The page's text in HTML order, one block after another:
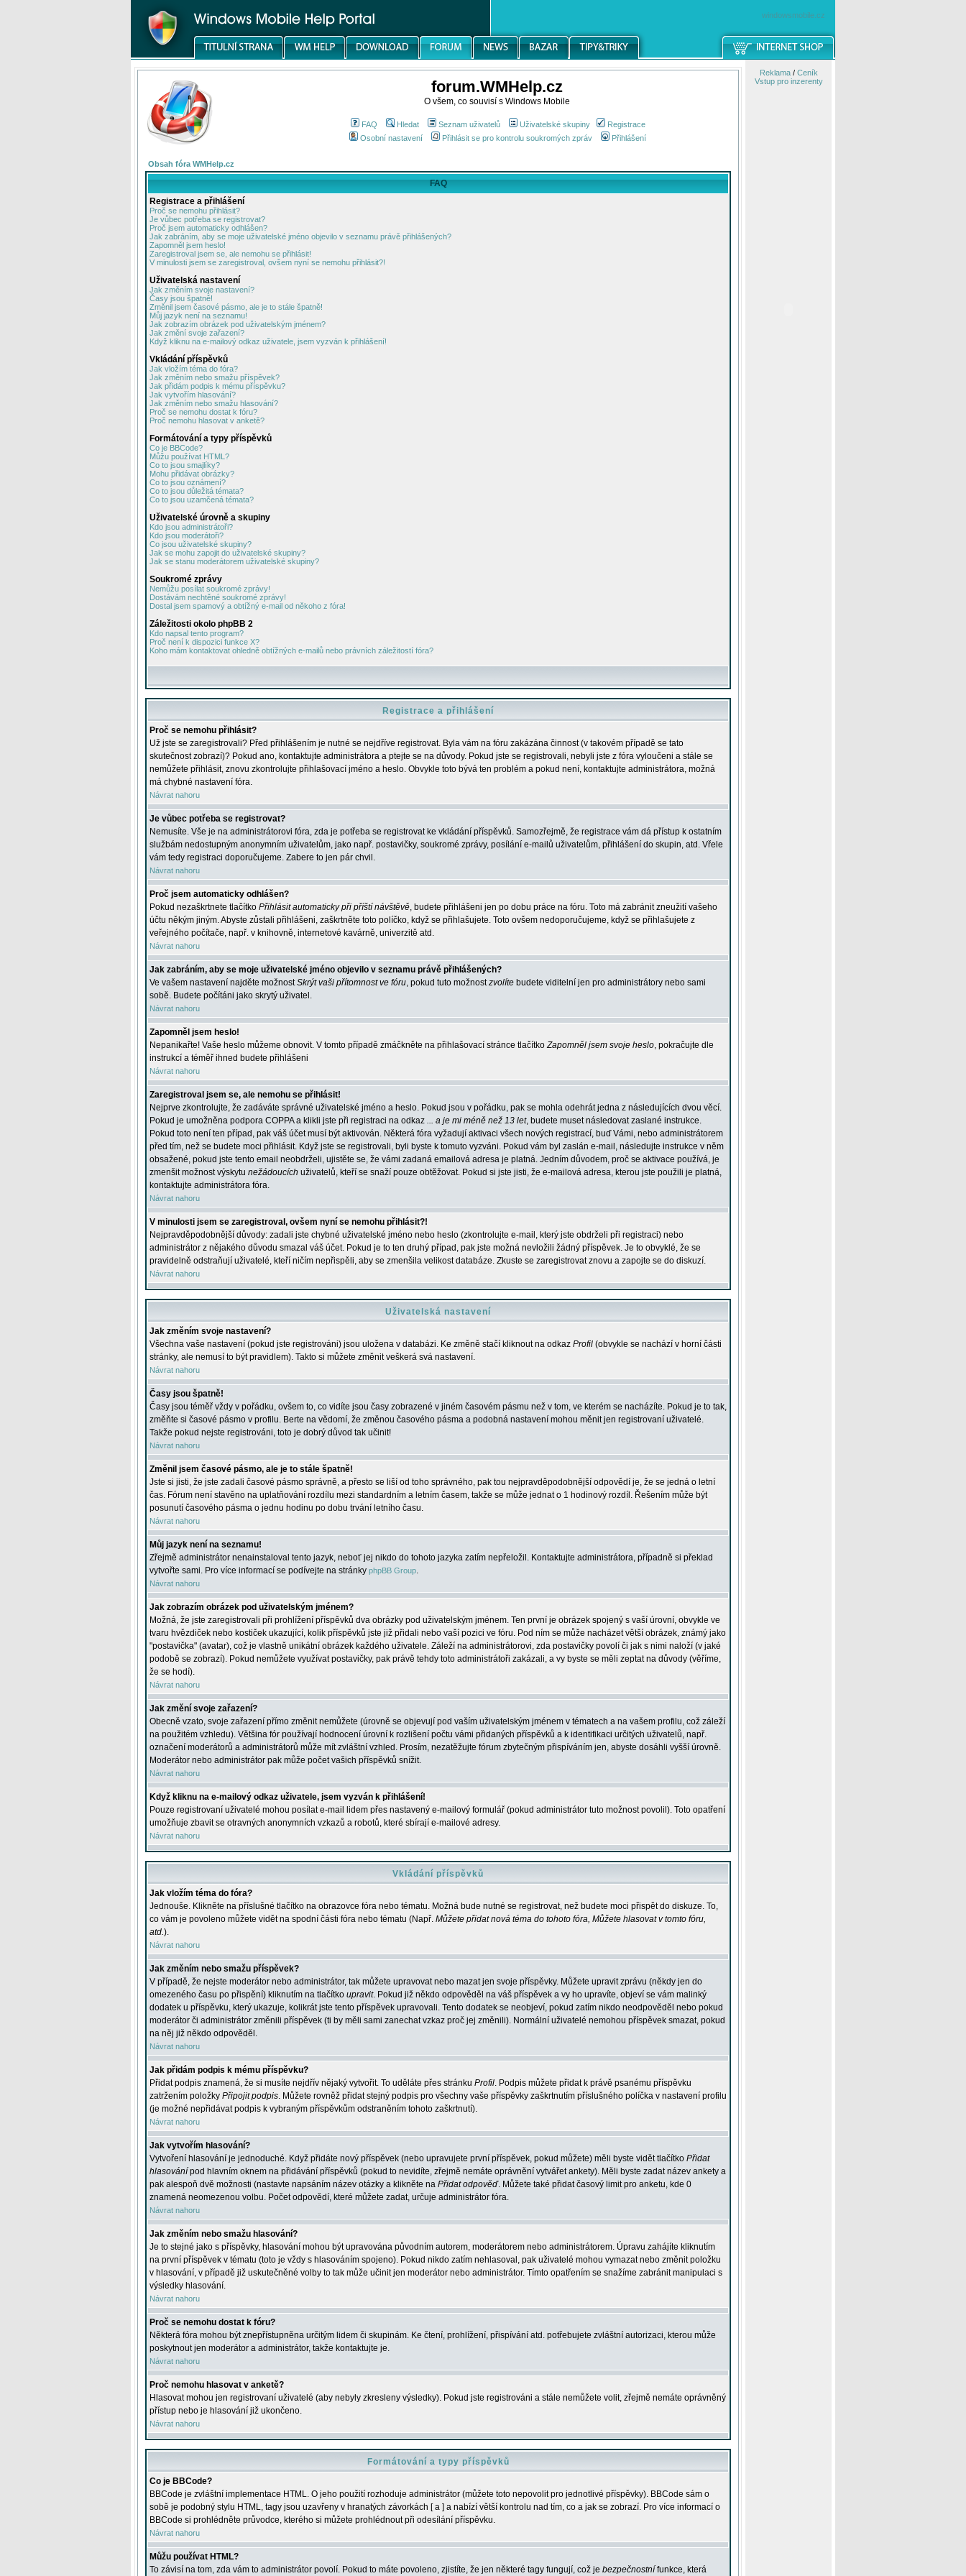
windowsmobile.cz
forum.WMHelp.cz
O všem, co souvisí s Windows Mobile
FAQ Hledat Seznam uživatelů Uživatelské skupiny
Registrace
Osobní nastavení
Přihlásit se pro kontrolu soukromých zpráv Přihlášení
Obsah fóra WMHelp.cz
FAQ
Registrace a přihlášení
Proč se nemohu přihlásit?
Je vůbec potřeba se registrovat?
Proč jsem automaticky odhlášen?
Jak zabráním, aby se moje uživatelské jméno objevilo v seznamu právě přihlášených?
Zapomněl jsem heslo!
Zaregistroval jsem se, ale nemohu se přihlásit!
V minulosti jsem se zaregistroval, ovšem nyní se nemohu přihlásit?!
Uživatelská nastavení
Jak změním svoje nastavení?
Časy jsou špatně!
Změnil jsem časové pásmo, ale je to stále špatně!
Můj jazyk není na seznamu!
Jak zobrazím obrázek pod uživatelským jménem?
Jak změní svoje zařazení?
Když kliknu na e-mailový odkaz uživatele, jsem vyzván k přihlášení!
Vkládání příspěvků
Jak vložím téma do fóra?
Jak změním nebo smažu příspěvek?
Jak přidám podpis k mému příspěvku?
Jak vytvořím hlasování?
Jak změním nebo smažu hlasování?
Proč se nemohu dostat k fóru?
Proč nemohu hlasovat v anketě?
Formátování a typy příspěvků
Co je BBCode?
Můžu používat HTML?
Co to jsou smajlíky?
Mohu přidávat obrázky?
Co to jsou oznámení?
Co to jsou důležitá témata?
Co to jsou uzamčená témata?
Uživatelské úrovně a skupiny
Kdo jsou administrátoři?
Kdo jsou moderátoři?
Co jsou uživatelské skupiny?
Jak se mohu zapojit do uživatelské skupiny?
Jak se stanu moderátorem uživatelské skupiny?
Soukromé zprávy
Nemůžu posílat soukromé zprávy!
Dostávám nechtěné soukromé zprávy!
Dostal jsem spamový a obtížný e-mail od někoho z fóra!
Záležitosti okolo phpBB 2
Kdo napsal tento program?
Proč není k dispozici funkce X?
Koho mám kontaktovat ohledně obtížných e-mailů nebo právních záležitostí fóra?
Registrace a přihlášení
Proč se nemohu přihlásit?
Už jste se zaregistrovali? Před přihlášením je nutné se nejdříve registrovat. Byla vám na fóru zakázána činnost (v takovém případě se tato
skutečnost zobrazí)? Pokud ano, kontaktujte administrátora a ptejte se na důvody. Pokud jste se registrovali, nebyli jste z fóra vyloučeni a stále se
nemůžete přihlásit, znovu zkontrolujte přihlašovací jméno a heslo. Obvykle toto bývá ten problém a pokud není, kontaktujte administrátora, možná
má chybné nastavení fóra.
Návrat nahoru
Je vůbec potřeba se registrovat?
Nemusíte. Vše je na administrátorovi fóra, zda je potřeba se registrovat ke vkládání příspěvků. Samozřejmě, že registrace vám dá přístup k ostatním
službám nedostupným anonymním uživatelům, jako např. postavičky, soukromé zprávy, posílání e-mailů uživatelům, přihlášení do skupin, atd. Vřele
vám tedy registraci doporučujeme. Zabere to jen pár chvil.
Návrat nahoru
Proč jsem automaticky odhlášen?
Pokud nezaškrtnete tlačítko Přihlásit automaticky při příští návštěvě, budete přihlášeni jen po dobu práce na fóru. Toto má zabránit zneužití vašeho
účtu někým jiným. Abyste zůstali přihlášeni, zaškrtněte toto políčko, když se přihlašujete. Toto ovšem nedoporučujeme, když se přihlašujete z
veřejného počítače, např. v knihovně, internetové kavárně, univerzitě atd.
Návrat nahoru
Jak zabráním, aby se moje uživatelské jméno objevilo v seznamu právě přihlášených?
Ve vašem nastavení najděte možnostSkrýt vaši přítomnost ve fóru, pokud tuto možnostzvolíte budete viditelní jen pro administrátory nebo sami
sobě. Budete počítáni jako skrytý uživatel.
Návrat nahoru
Zapomněl jsem heslo!
Nepanikařte! Vaše heslo můžeme obnovit. V tomto případě zmáčkněte na přihlašovací stránce tlačítkoZapomněl jsem svoje heslo, pokračujte dle
instrukcí a téměř ihned budete přihlášeni
Návrat nahoru
Zaregistroval jsem se, ale nemohu se přihlásit!
Nejprve zkontrolujte, že zadáváte správné uživatelské jméno a heslo. Pokud jsou v pořádku, pak se mohla odehrát jedna z následujících dvou věcí.
Pokud je umožněna podpora COPPA a klikli jste při registraci na odkaz ... a je mi méně než 13 let, budete muset následovat zaslané instrukce.
Pokud toto není ten případ, pak váš účet musí být aktivován. Některá fóra vyžadují aktivaci všech nových registrací, buď Vámi, nebo administrátorem
před tím, než se budete moci přihlásit. Když jste se registrovali, byli byste k tomuto vyzváni. Pokud vám byl zaslán e-mail, následujte instrukce v něm
obsažené, pokud jste tento email neobdrželi, ujistěte se, že vámi zadaná emailová adresa je platná. Jedním důvodem, proč se aktivace používá, je
zmenšit možnost výskytu nežádoucích uživatelů, kteří se snaží pouze obtěžovat. Pokud si jste jisti, že e-mailová adresa, kterou jste použili je platná,
kontaktujte administrátora fóra.
Návrat nahoru
V minulosti jsem se zaregistroval, ovšem nyní se nemohu přihlásit?!
Nejpravděpodobnější důvody: zadali jste chybné uživatelské jméno nebo heslo (zkontrolujte e-mail, který jste obdrželi při registraci) nebo
administrátor z nějakého důvodu smazal váš účet. Pokud je to ten druhý případ, pak jste možná nevložili žádný příspěvek. Je to obvyklé, že se
pravidelně odstraňují uživatelé, kteří ničím nepřispěli, aby se zmenšila velikost databáze. Zkuste se zaregistrovat znovu a zapojte se do diskuzí.
Návrat nahoru
Uživatelská nastavení
Jak změním svoje nastavení?
Všechna vaše nastavení (pokud jste registrováni) jsou uložena v databázi. Ke změně stačí kliknout na odkaz Profil (obvykle se nachází v horní části
stránky, ale nemusí to být pravidlem). Takto si můžete změnit veškerá svá nastavení.
Návrat nahoru
Časy jsou špatně!
Časy jsou téměř vždy v pořádku, ovšem to, co vidíte jsou časy zobrazené v jiném časovém pásmu než v tom, ve kterém se nacházíte. Pokud je to tak,
změňte si časové pásmo v profilu. Berte na vědomí, že změnou časového pásma a podobná nastavení mohou měnit jen registrovaní uživatelé.
Takže pokud nejste registrováni, toto je dobrý důvod tak učinit!
Návrat nahoru
Změnil jsem časové pásmo, ale je to stále špatně!
Jste si jisti, že jste zadali časové pásmo správně, a přesto se liší od toho správného, pak tou nejpravděpodobnější odpovědí je, že se jedná o letní
čas. Fórum není stavěno na uplatňování rozdílu mezi standardním a letním časem, takže se může jednat o 1 hodinový rozdíl. Řešením může být
posunutí časového pásma o jednu hodinu po dobu trvání letního času.
Návrat nahoru
Můj jazyk není na seznamu!
Zřejmě administrátor nenainstaloval tento jazyk, neboť jej nikdo do tohoto jazyka zatím nepřeložil. Kontaktujte administrátora, případně si překlad
vytvořte sami. Pro více informací se podívejte na stránky phpBB Group.
Návrat nahoru
Jak zobrazím obrázek pod uživatelským jménem?
Možná, že jste zaregistrovali při prohlížení příspěvků dva obrázky pod uživatelským jménem. Ten první je obrázek spojený s vaší úrovní, obvykle ve
tvaru hvězdiček nebo kostiček ukazující, kolik příspěvků jste již přidali nebo vaší pozici ve fóru. Pod ním se může nacházet větší obrázek, známý jako
"postavička" (avatar), což je vlastně unikátní obrázek každého uživatele. Záleží na administrátorovi, zda postavičky povolí či jak s nimi naloží (v jaké
podobě se zobrazí). Pokud nemůžete využívat postavičky, pak právě tehdy toto administrátoři zakázali, a vy byste se měli zeptat na důvody (věříme,
že se hodí).
Návrat nahoru
Jak změní svoje zařazení?
Obecně vzato, svoje zařazení přímo změnit nemůžete (úrovně se objevují pod vaším uživatelským jménem v tématech a na vašem profilu, což záleží
na použitém vzhledu). Většina fór používají hodnocení úrovní k rozlišení počtu vámi přidaných příspěvků a k identifikaci určitých uživatelů, např.
označení moderátorů a administrátorů může mít zvláštní vzhled. Prosím, nezatěžujte fórum zbytečným přispíváním jen, abyste dosáhli vyšší úrovně.
Moderátor nebo administrátor pak může počet vašich příspěvků snížit.
Návrat nahoru
Když kliknu na e-mailový odkaz uživatele, jsem vyzván k přihlášení!
Pouze registrovaní uživatelé mohou posílat e-mail lidem přes nastavený e-mailový formulář (pokud administrátor tuto možnost povolil). Toto opatření
umožňuje zbavit se otravných anonymních vzkazů a robotů, které sbírají e-mailové adresy.
Návrat nahoru
Vkládání příspěvků
Jak vložím téma do fóra?
Jednouše. Klikněte na příslušné tlačítko na obrazovce fóra nebo tématu. Možná bude nutné se registrovat, než budete moci přispět do diskuze. To,
co vám je povoleno můžete vidět na spodní části fóra nebo tématu (Např. Můžete přidat nová téma do tohoto fóra, Můžete hlasovat v tomto fóru,
atd.).
Návrat nahoru
Jak změním nebo smažu příspěvek?
V případě, že nejste moderátor nebo administrátor, tak můžete upravovat nebo mazat jen svoje příspěvky. Můžete upravit zprávu (někdy jen do
omezeného času po přispění) kliknutím na tlačítko upravit. Pokud již někdo odpověděl na váš příspěvek a vy ho upravíte, objeví se vám malinký
dodatek u příspěvku, který ukazuje, kolikrát jste tento příspěvek upravovali. Tento dodatek se neobjeví, pokud zatím nikdo neodpověděl nebo pokud
moderátor či administrátor změnili příspěvek (ti by měli sami zanechat vzkaz proč jej změnili). Normální uživatelé nemohou příspěvek smazat, pokud
na něj již někdo odpověděl.
Návrat nahoru
Jak přidám podpis k mému příspěvku?
Přidat podpis znamená, že si musíte nejdřív nějaký vytvořit. To uděláte přes stránku Profil. Podpis můžete přidat k právě psanému příspěvku
zatržením položky Připojit podpis. Můžete rovněž přidat stejný podpis pro všechny vaše příspěvky zaškrtnutím příslušného políčka v nastavení profilu
(je možné nepřidávat podpis k vybraným příspěvkům odstraněním tohoto zaškrtnutí).
Návrat nahoru
Jak vytvořím hlasování?
Vytvoření hlasování je jednoduché. Když přidáte nový příspěvek (nebo upravujete první příspěvek, pokud můžete) měli byste vidět tlačítko Přidat
hlasování pod hlavním oknem na přidávání příspěvků (pokud to nevidíte, zřejmě nemáte oprávnění vytvářet ankety). Měli byste zadat název ankety a
pak alespoň dvě možnosti (nastavte napsáním název otázky a klikněte na Přidat odpověď. Můžete také přidat časový limit pro anketu, kde 0
znamená neomezenou volbu. Počet odpovědí, které můžete zadat, určuje administrátor fóra.
Návrat nahoru
Jak změním nebo smažu hlasování?
Je to stejné jako s příspěvky, hlasování mohou být upravována původním autorem, moderátorem nebo administrátorem. Úpravu zahájíte kliknutím
na první příspěvek v tématu (toto je vždy s hlasováním spojeno). Pokud nikdo zatím nehlasoval, pak uživatelé mohou vymazat nebo změnit položku
v hlasování, v případě již uskutečněné volby to tak může učinit jen moderátor nebo administrátor. Tímto opatřením se snažíme zabránit manipulaci s
výsledky hlasování.
Návrat nahoru
Proč se nemohu dostat k fóru?
Některá fóra mohou být znepřístupněna určitým lidem či skupinám. Ke čtení, prohlížení, přispívání atd. potřebujete zvláštní autorizaci, kterou může
poskytnout jen moderátor a administrátor, takže kontaktujte je.
Návrat nahoru
Proč nemohu hlasovat v anketě?
Hlasovat mohou jen registrovaní uživatelé (aby nebyly zkresleny výsledky). Pokud jste registrováni a stále nemůžete volit, zřejmě nemáte oprávněný
přístup nebo je hlasování již ukončeno.
Návrat nahoru
Formátování a typy příspěvků
Co je BBCode?
BBCode je zvláštní implementace HTML. O jeho použití rozhoduje administrátor (můžete toto nepovolit pro jednotlivé příspěvky). BBCode sám o
sobě je podobný stylu HTML, tagy jsou uzavřeny v hranatých závorkách [ a ] a nabízí větší kontrolu nad tím, co a jak se zobrazí. Pro více informací o
BBCode si prohlédněte průvodce, kterého si můžete prohlédnout při odesílání příspěvku.
Návrat nahoru
Můžu používat HTML?
To závisí na tom, zda vám to administrátor povolí. Pokud to máte povoleno, zjistíte, že jen některé tagy fungují, což je bezpečnostní funkce, která
Reklama/ Ceník
Vstup pro inzerenty